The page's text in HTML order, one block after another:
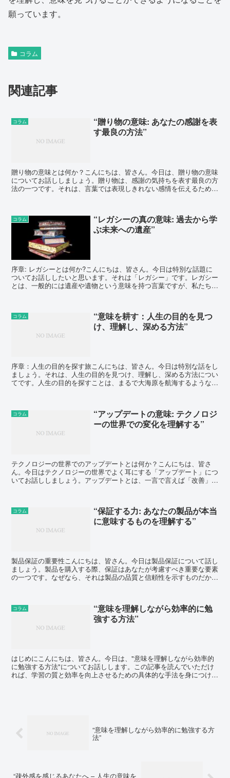
願っています。
コラム
関連記事
コラム
“贈り物の意味: あなたの感謝を表
す最良の方法”
贈り物の意味とは何か？こんにちは、皆さん。今日は、贈り物の意味
についてお話ししましょう。贈り物は、感謝の気持ちを表す最良の方
法の一つです。それは、言葉では表現しきれない感情を伝えるための
コラム
“レガシーの真の意味: 過去から学
ぶ未来への遺産”
序章: レガシーとは何か?こんにちは、皆さん。今日は特別な話題に
ついてお話ししたいと思います。それは「レガシー」です。レガシー
とは、一般的には遺産や遺物という意味を持つ言葉ですが、私たちの
コラム
“意味を耕す：人生の目的を見つ
け、理解し、深める方法”
序章：人生の目的を探す旅こんにちは、皆さん。今日は特別な話をし
ましょう。それは、人生の目的を見つけ、理解し、深める方法につい
てです。人生の目的を探すことは、まるで大海原を航海するようなも
コラム
“アップデートの意味: テクノロジ
ーの世界での変化を理解する”
テクノロジーの世界でのアップデートとは何か？こんにちは、皆さ
ん。今日はテクノロジーの世界でよく耳にする「アップデート」につ
いてお話ししましょう。アップデートとは、一言で言えば「改善」や
コラム
“保証する力: あなたの製品が本当
に意味するものを理解する”
製品保証の重要性こんにちは、皆さん。今日は製品保証について話し
ましょう。製品を購入する際、保証はあなたが考慮すべき重要な要素
の一つです。なぜなら、それは製品の品質と信頼性を示すものだから
コラム
“意味を理解しながら効率的に勉
強する方法”
はじめにこんにちは、皆さん。今日は、"意味を理解しながら効率的
に勉強する方法"についてお話しします。この記事を読んでいただけ
れば、学習の質と効率を向上させるための具体的な手法を身につける
“意味を理解しながら効率的に勉強する方
法”
“疎外感を感じるあなたへ – 人生の意味を